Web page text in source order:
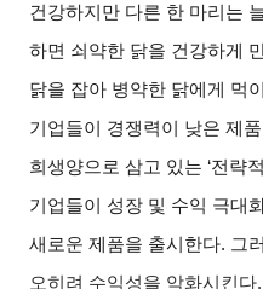
건강하지만 다른 한 마리는
하면 쇠약한 닭을 건강하게
닭을 잡아 병약한 닭에게 먹
기업들이 경쟁력이 낮은 제
희생양으로 삼고 있는 ‘전략
기업들이 성장 및 수익 극대
새로운 제품을 출시한다. 그
오히려 수익성을 악화시킨